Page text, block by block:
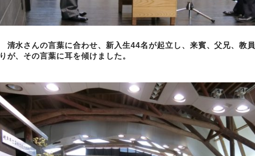
清水さんの言葉に合わせ、新入生44名が起立し、来賓、父兄、教
りが、その言葉に耳を傾けました。